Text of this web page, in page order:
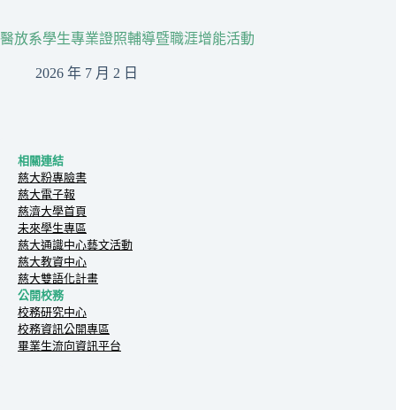
醫放系學生專業證照輔導暨職涯增能活動
2026 年 7 月 2 日
相關連結
慈大粉專臉書
慈大電子報
慈濟大學首頁
未來學生專區
慈大通識中心藝文活動
慈大教資中心
慈大雙語化計畫
公開校務
校務研究中心
校務資訊公開專區
畢業生流向資訊平台